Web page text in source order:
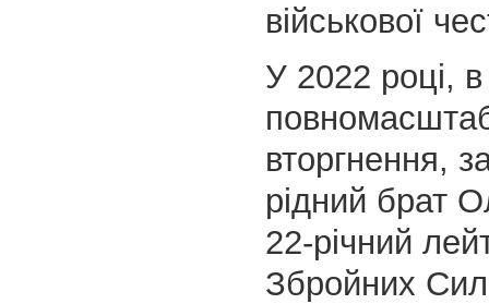
військової
У 2022 році,
вторгнення,
рідний брат
22-річний
Збройних